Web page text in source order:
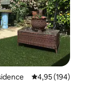
commentaires : 4,93 sur 5
Évaluation moyenne
4,95 (194)